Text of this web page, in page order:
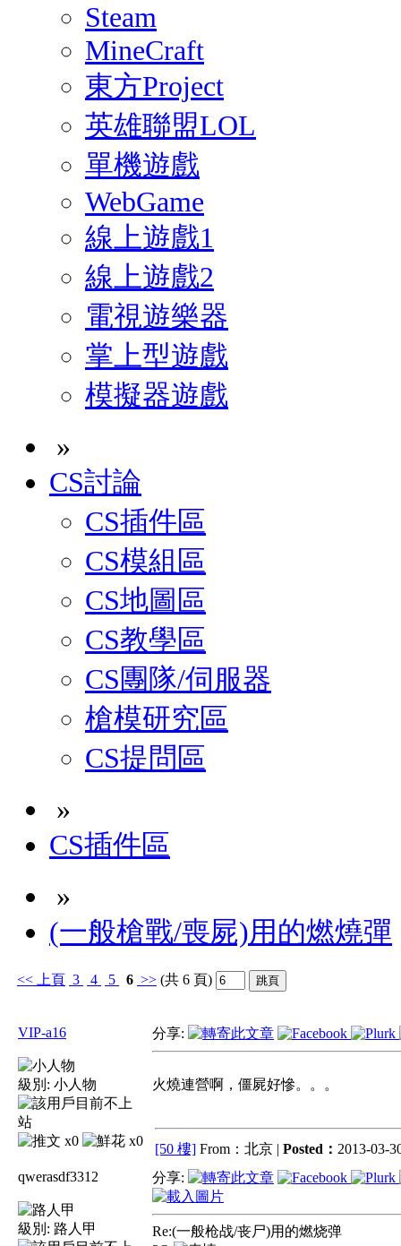
Steam
MineCraft
東方Project
英雄聯盟LOL
單機遊戲
WebGame
線上遊戲1
線上遊戲2
電視遊樂器
掌上型遊戲
模擬器遊戲
»
CS討論
CS插件區
CS模組區
CS地圖區
CS教學區
CS團隊/伺服器
槍模研究區
CS提問區
»
CS插件區
»
(一般槍戰/喪屍)用的燃燒彈
<< 上頁 3 4 5 6 >> (共 6 頁)
VIP-a16
級別: 小人物
x0 x0
分享:
火燒連營啊，僵屍好慘。。。
[50 樓] From：北京 | Posted： 2013-03-
qwerasdf3312
級別: 路人甲
分享:
Re:(一般枪战/丧尸)用的燃烧弹